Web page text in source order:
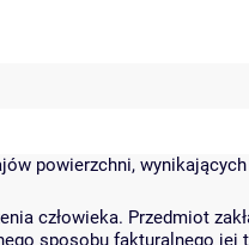
powierzchni,
człowieka. Przedmiot
sposobu fakturalnego jej